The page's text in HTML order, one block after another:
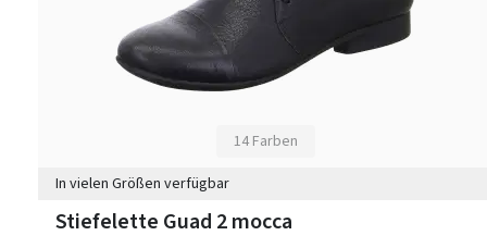
14 Farben
In vielen Größen verfügbar
Stiefelette Guad 2 mocca